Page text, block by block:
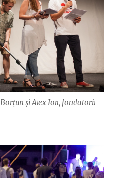
și Alex Ion, fondatorii